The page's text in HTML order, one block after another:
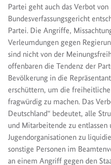
Partei geht auch das Verbot
Bundesverfassungsgericht
Partei. Die Angriffe,
Verleumdungen gegen
sind nicht von der
offenbaren die Tendenz der
Bevölkerung in die
erschüttern, um die
fragwürdig zu machen. Das
Deutschland“ bedeutet, alle
und Mitarbeitende zu entlassen
Jugendorganisationen zu
sonstige Personen im
an einem Angriff gegen den